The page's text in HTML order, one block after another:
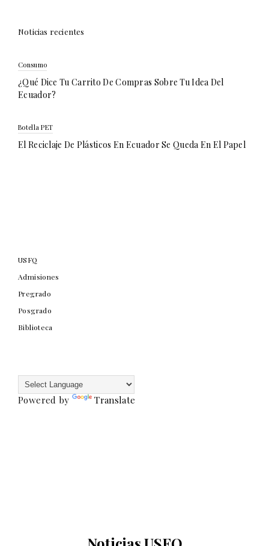
Noticias recientes
Consumo
¿Qué Dice Tu Carrito De Compras Sobre Tu Idea Del
Ecuador?
Botella PET
El Reciclaje De Plásticos En Ecuador Se Queda En El Papel
USFQ
Admisiones
Pregrado
Posgrado
Biblioteca
Powered by Translate